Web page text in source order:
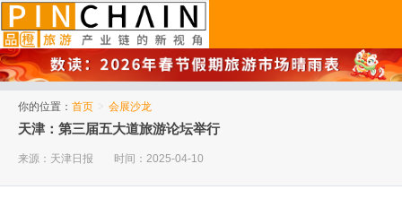
你的位置： 首页 > 会展沙龙
天津：第三届五大道旅游论坛举行
来源：天津日报 时间：2025-04-10